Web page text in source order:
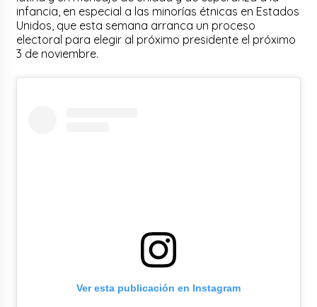
infancia, en especial a las minorías étnicas en Estados
Unidos, que esta semana arranca un proceso
electoral para elegir al próximo presidente el próximo
3 de noviembre.
Ver esta publicación en Instagram